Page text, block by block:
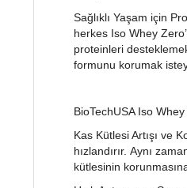
Sağlıklı Yaşam için
herkes Iso Whey
proteinleri
formunu korumak
BioTechUSA Iso
Kas Kütlesi Artışı ve
hızlandırır. Aynı
kütlesinin